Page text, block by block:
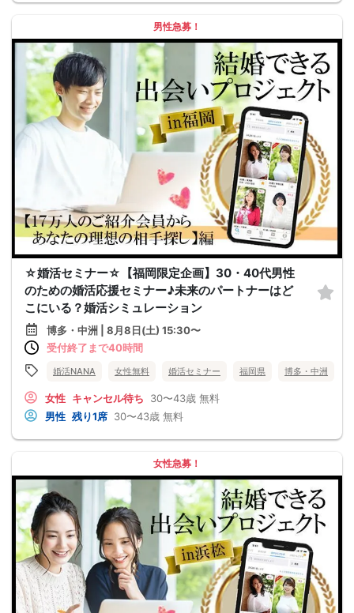
男性急募！
☆婚活セミナー☆【福岡限定企画】30・40代男性
のための婚活応援セミナー♪未来のパートナーはど
こにいる？婚活シミュレーション
博多・中洲 | 8月8日(土) 15:30〜
受付終了まで40時間
婚活NANA 女性無料 婚活セミナー 福岡県 博多・中洲
女性 キャンセル待ち 30〜43歳 無料
男性 残り1席 30〜43歳 無料
女性急募！